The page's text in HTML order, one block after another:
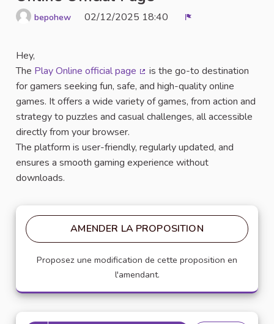
bepohew 02/12/2025 18:40
Hey,
The Play Online official page
(Lien externe)
is the go-to destination
for gamers seeking fun, safe, and high-quality online
games. It offers a wide variety of games, from action and
strategy to puzzles and casual challenges, all accessible
directly from your browser.
The platform is user-friendly, regularly updated, and
ensures a smooth gaming experience without
downloads.
AMENDER LA PROPOSITION
Proposez une modification de cette proposition en
l'amendant.